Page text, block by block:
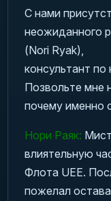
С нами
неожиданного
(Nori Ryak),
консультант
Позвольте мне
почему именно
Нори Раяк:
влиятельную
Флота UEE.
пожелал